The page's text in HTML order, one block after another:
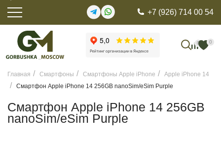
+7 (926) 714 00 54
0 0
Главная Смартфоны Смартфоны Apple iPhone
Apple iPhone 14
Смартфон Apple iPhone 14 256GB nanoSim/eSim Purple
Смартфон Apple iPhone 14 256GB
nanoSim/eSim Purple